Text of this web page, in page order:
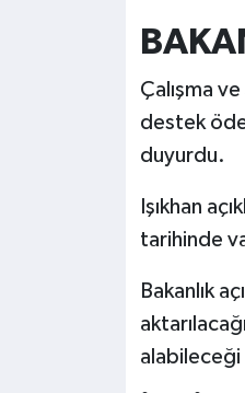
Çalışma
destek
duyurdu.
Işıkhan
tarihinde
Bakanlık